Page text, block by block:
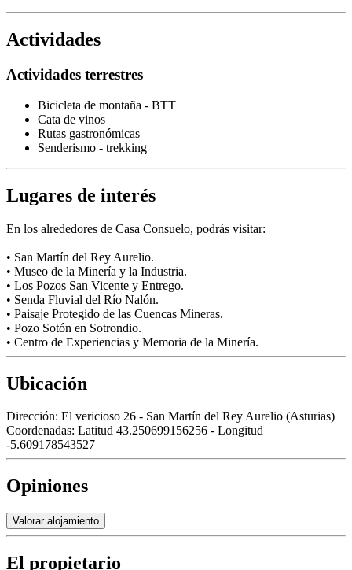
Actividades
Actividades terrestres
Bicicleta de montaña - BTT
Cata de vinos
Rutas gastronómicas
Senderismo - trekking
Lugares de interés
En los alrededores de Casa Consuelo, podrás visitar:
• San Martín del Rey Aurelio.
• Museo de la Minería y la Industria.
• Los Pozos San Vicente y Entrego.
• Senda Fluvial del Río Nalón.
• Paisaje Protegido de las Cuencas Mineras.
• Pozo Sotón en Sotrondio.
• Centro de Experiencias y Memoria de la Minería.
Ubicación
Dirección: El vericioso 26 - San Martín del Rey Aurelio (Asturias)
Coordenadas: Latitud 43.250699156256 - Longitud
-5.609178543527
Opiniones
Valorar alojamiento
El propietario